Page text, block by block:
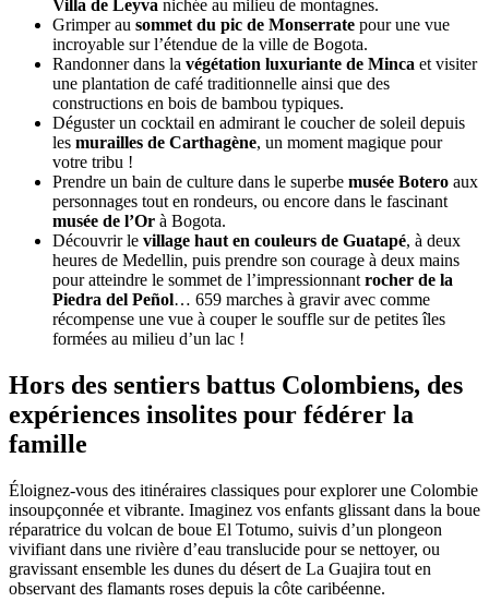
Villa de Leyva nichée au milieu de montagnes.
Grimper au sommet du pic de Monserrate pour une vue
incroyable sur l’étendue de la ville de Bogota.
Randonner dans la végétation luxuriante de Minca et visiter
une plantation de café traditionnelle ainsi que des
constructions en bois de bambou typiques.
Déguster un cocktail en admirant le coucher de soleil depuis
les murailles de Carthagène, un moment magique pour
votre tribu !
Prendre un bain de culture dans le superbe musée Botero aux
personnages tout en rondeurs, ou encore dans le fascinant
musée de l’Or à Bogota.
Découvrir le village haut en couleurs de Guatapé, à deux
heures de Medellin, puis prendre son courage à deux mains
pour atteindre le sommet de l’impressionnant rocher de la
Piedra del Peñol… 659 marches à gravir avec comme
récompense une vue à couper le souffle sur de petites îles
formées au milieu d’un lac !
Hors des sentiers battus Colombiens, des
expériences insolites pour fédérer la
famille
Éloignez-vous des itinéraires classiques pour explorer une Colombie
insoupçonnée et vibrante. Imaginez vos enfants glissant dans la boue
réparatrice du volcan de boue El Totumo, suivis d’un plongeon
vivifiant dans une rivière d’eau translucide pour se nettoyer, ou
gravissant ensemble les dunes du désert de La Guajira tout en
observant des flamants roses depuis la côte caribéenne.